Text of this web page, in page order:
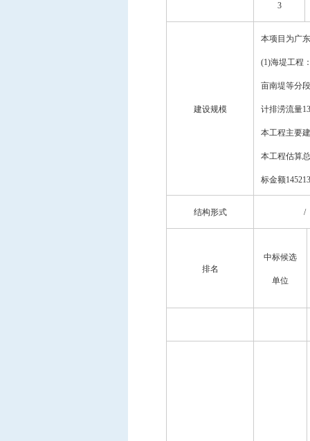
3
建设规模
本项目为广
(1)海堤工程
亩南堤等分
计排涝流量
本工程主要
本工程估算
标金额
结构形式 /
排名
中标候选
单位